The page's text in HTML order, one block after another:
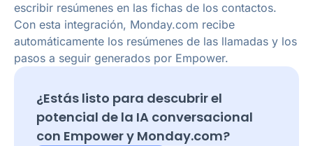
escribir resúmenes en las fichas de los contactos.
Con esta integración, Monday.com recibe
automáticamente los resúmenes de las llamadas y los
pasos a seguir generados por Empower.
¿Estás listo para descubrir el
potencial de la IA conversacional
con Empower y Monday.com?